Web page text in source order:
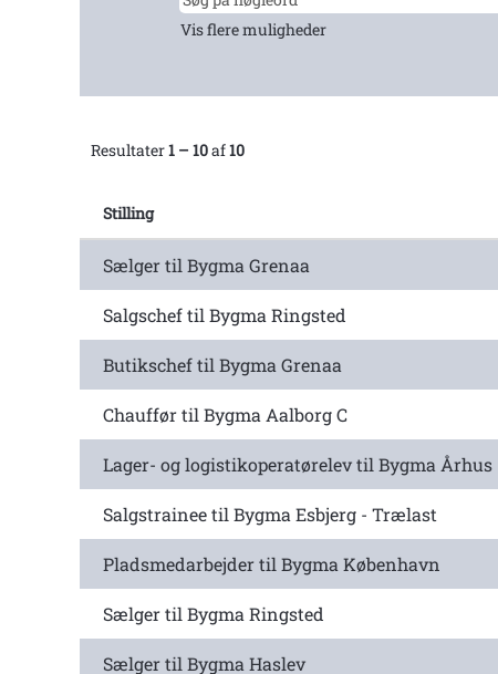
Vis flere muligheder
Resultater1 – 10af10
Stilling
Sælger til Bygma Grenaa
Salgschef til Bygma Ringsted
Butikschef til Bygma Grenaa
Chauffør til Bygma Aalborg C
Lager- og logistikoperatørelev til Bygma Århus
Salgstrainee til Bygma Esbjerg - Trælast
Pladsmedarbejder til Bygma København
Sælger til Bygma Ringsted
Sælger til Bygma Haslev